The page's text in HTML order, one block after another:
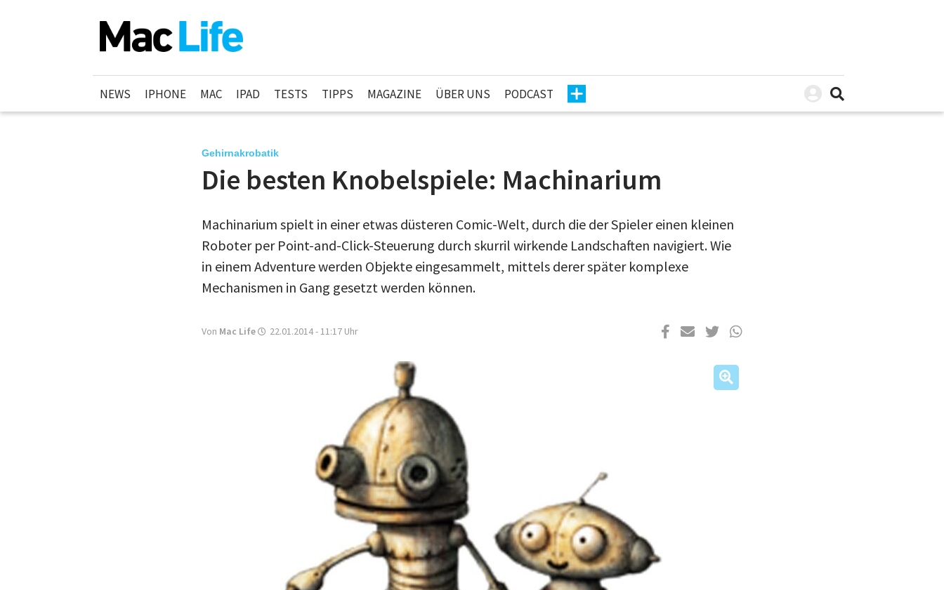
NEWS IPHONE MAC IPAD TESTS TIPPS MAGAZINE ÜBER UNS PODCAST
Gehirnakrobatik
Die besten Knobelspiele: Machinarium
Machinarium spielt in einer etwas düsteren Comic-Welt, durch die der Spieler einen kleinen
Roboter per Point-and-Click-Steuerung durch skurril wirkende Landschaften navigiert. Wie
in einem Adventure werden Objekte eingesammelt, mittels derer später komplexe
Mechanismen in Gang gesetzt werden können.
Von Mac Life 22.01.2014 - 11:17 Uhr